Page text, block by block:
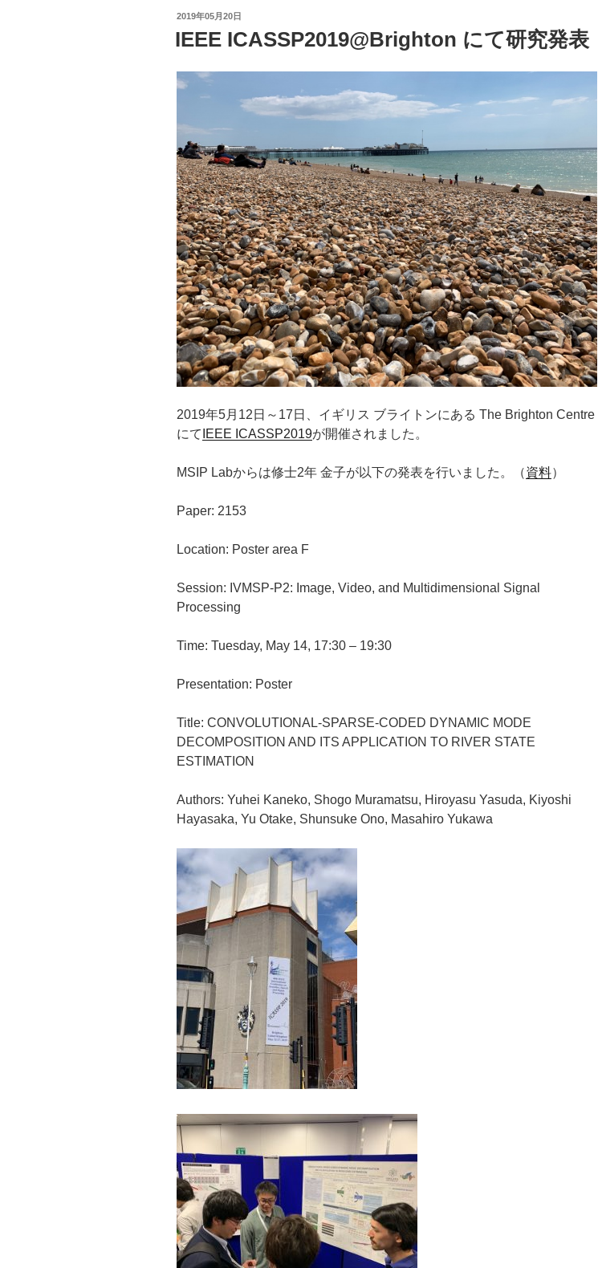
Li
投
日:
2019年05月20日
IEEE ICASSP2019@Brighton にて研究発表
2019年5月12日～17日、イギリス ブライトンにある The Brighton Centre
にて IEEE ICASSP2019が開催されました。
MSIP Labからは修士2年 金子が以下の発表を行いました。（資料）
Paper: 2153
Location: Poster area F
Session: IVMSP-P2: Image, Video, and Multidimensional Signal
Processing
Time: Tuesday, May 14, 17:30 – 19:30
Presentation: Poster
Title: CONVOLUTIONAL-SPARSE-CODED DYNAMIC MODE
DECOMPOSITION AND ITS APPLICATION TO RIVER STATE
ESTIMATION
Authors: Yuhei Kaneko, Shogo Muramatsu, Hiroyasu Yasuda, Kiyoshi
Hayasaka, Yu Otake, Shunsuke Ono, Masahiro Yukawa